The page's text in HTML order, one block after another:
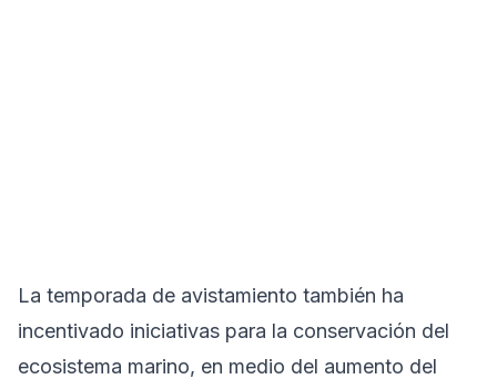
La temporada de avistamiento también ha
incentivado iniciativas para la conservación del
ecosistema marino, en medio del aumento del